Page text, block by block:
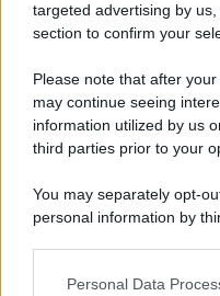
targeted advertising by
section to confirm your
Please note that after
may continue seeing
information utilized by us
third parties prior to your
You may separately opt-
personal information by
This information may also
Personal Data
Newz Ohio
Hig Tech Mag
Scoop Mag
Day Travel 365
Home Magazine 365
Cineverse Magazine